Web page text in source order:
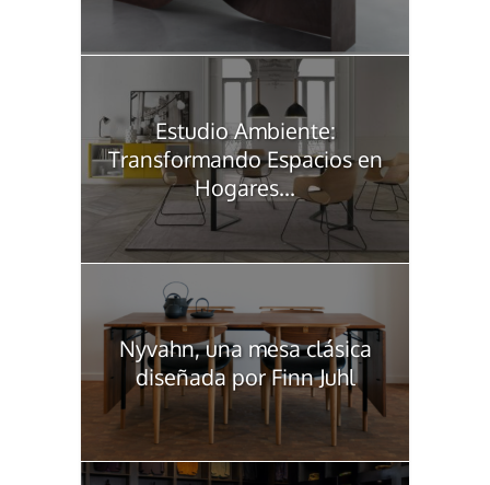
Estudio Ambiente:
Transformando Espacios en
Hogares...
Nyvahn, una mesa clásica
diseñada por Finn Juhl